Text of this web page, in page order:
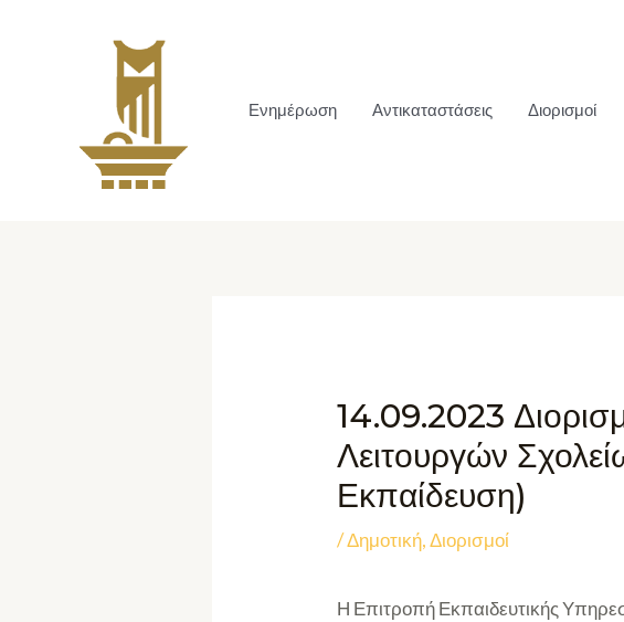
Ενημέρωση Αντικαταστάσεις Διορισμοί
14.09.2023
Λειτουργών
Εκπαίδευση)
/Δημοτική,Διορισμοί
Η Επιτροπή Εκπαιδευτικής